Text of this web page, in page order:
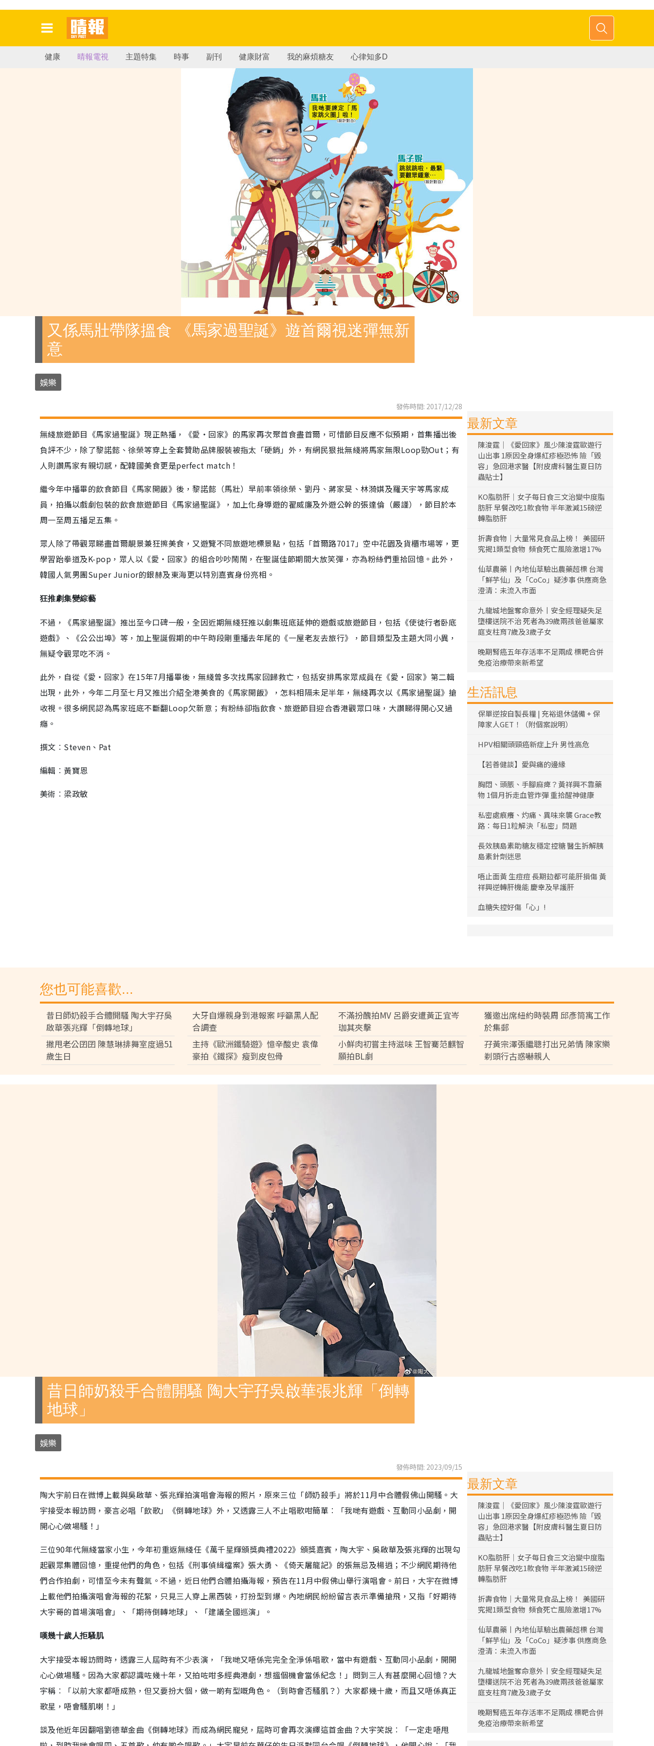
健康 晴報電視 主題特集 時事 副刊 健康財富 我的麻煩糖友 心律知多D
又係馬壯帶隊搵食 《馬家過聖誕》遊首爾視迷彈無新
意
娛樂
發佈時間: 2017/12/28
無綫旅遊節目《馬家過聖誕》現正熱播，《愛‧回家》的馬家再次聚首食盡首爾，可惜節目反應不似預期，首集播出後
負評不少，除了黎諾懿、徐榮等穿上全套贊助品牌服裝被指太「硬銷」外，有網民狠批無綫將馬家無限Loop勁Out；有
人則讚馬家有親切感，配韓國美食更是perfect match！
繼今年中播畢的飲食節目《馬家開飯》後，黎諾懿（馬壯）早前率領徐榮、劉丹、蔣家旻、林漪娸及羅天宇等馬家成
員，拍攝以戲劇包裝的飲食旅遊節目《馬家過聖誕》，加上化身導遊的翟威廉及外遊公幹的張達倫（嚴謹），節目於本
周一至周五播足五集。
眾人除了帶觀眾睇盡首爾靚景兼狂擦美食，又遊覽不同旅遊地標景點，包括「首爾路7017」空中花園及貨櫃市場等，更
學習跆拳道及K-pop，眾人以《愛‧回家》的組合吵吵鬧鬧，在聖誕佳節期間大放笑彈，亦為粉絲們重拾回憶。此外，
韓國人氣男團Super Junior的銀赫及東海更以特別嘉賓身份亮相。
狂推劇集變綜藝
不過，《馬家過聖誕》推出至今口碑一般，全因近期無綫狂推以劇集班底延伸的遊戲或旅遊節目，包括《使徒行者卧底
遊戲》、《公公出埠》等，加上聖誕假期的中午時段剛重播去年尾的《一屋老友去旅行》，節目類型及主題大同小異，
無疑令觀眾吃不消。
此外，自從《愛‧回家》在15年7月播畢後，無綫曾多次找馬家回歸救亡，包括安排馬家眾成員在《愛‧回家》第二輯
出現，此外，今年二月至七月又推出介紹全港美食的《馬家開飯》，怎料相隔未足半年，無綫再次以《馬家過聖誕》搶
收視。很多網民認為馬家班底不斷翻Loop欠新意；有粉絲卻指飲食、旅遊節目迎合香港觀眾口味，大讚睇得開心又過
癮。
撰文︰Steven、Pat
編輯︰黃寶恩
美術︰梁政敏
最新文章
陳浚霆｜《愛回家》風少陳浚霆歐遊行
山出事 1原因全身爆紅疹極恐怖 險「毀
容」急回港求醫【附皮膚科醫生夏日防
蟲貼士】
KO脂肪肝｜女子每日食三文治變中度脂
肪肝 早餐改吃1款食物 半年激減15磅逆
轉脂肪肝
折壽食物｜大量常見食品上榜！ 美國研
究揭1類型食物 頻食死亡風險激增17%
仙草農藥丨內地仙草驗出農藥超標 台灣
「鮮芋仙」及「CoCo」疑涉事 供應商急
澄清：未流入市面
九龍城地盤奪命意外丨安全經理疑失足
墮樓送院不治 死者為39歲兩孩爸爸屬家
庭支柱育7歲及3歲子女
晚期腎癌五年存活率不足兩成 標靶合併
免疫治療帶來新希望
生活訊息
保單逆按自製長糧 | 充裕退休儲備 + 保
障家人GET！（附個案說明）
HPV相關頭頸癌新症上升 男性高危
【若善健談】愛與痛的邊緣
胸悶、頭脹、手腳麻痺？黃祥興不靠藥
物 1個月拆走血管炸彈 重拾醒神健康
私密處痕癢、灼痛、異味來襲 Grace教
路：每日1粒解決「私密」問題
長效胰島素助糖友穩定控糖 醫生拆解胰
島素針劑迷思
唔止面黃 生痘痘 長期攰都可能肝損傷 黃
祥興逆轉肝機能 慶幸及早護肝
血糖失控好傷「心」!
您也可能喜歡...
昔日師奶殺手合體開騷 陶大宇孖吳
啟華張兆輝「倒轉地球」
大牙自爆親身到港報案 呼籲黑人配
合調查
不滿扮醜拍MV 呂爵安遭黃正宜岑
珈其夾擊
獲邀出席紐約時裝周 邱彥筒寓工作
於集郵
撇甩老公囝囝 陳慧琳排舞室度過51
歲生日
主持《歐洲鐵騎遊》憶辛酸史 袁偉
豪拍《鐵探》瘦到皮包骨
小鮮肉初嘗主持滋味 王智騫范麒智
願拍BL劇
孖黃宗澤張繼聰打出兄弟情 陳家樂
剃頭行古惑嚇親人
昔日師奶殺手合體開騷 陶大宇孖吳啟華張兆輝「倒轉
地球」
娛樂
發佈時間: 2023/09/15
陶大宇前日在微博上載與吳啟華、張兆輝拍演唱會海報的照片，原來三位「師奶殺手」將於11月中合體假佛山開騷。大
宇接受本報訪問，豪言必唱「飲歌」《倒轉地球》外，又透露三人不止唱歌咁簡單︰「我哋有遊戲、互動同小品劇，開
開心心做場騷！」
三位90年代無綫當家小生，今年初重返無綫任《萬千星輝頒獎典禮2022》頒獎嘉賓，陶大宇、吳啟華及張兆輝的出現勾
起觀眾集體回憶，重提他們的角色，包括《刑事偵緝檔案》張大勇、《倚天屠龍記》的張無忌及楊逍；不少網民期待他
們合作拍劇，可惜至今未有聲氣。不過，近日他們合體拍攝海報，預告在11月中假佛山舉行演唱會。前日，大宇在微博
上載他們拍攝演唱會海報的花絮，只見三人穿上黑西裝，打扮型到爆。內地網民紛紛留言表示準備搶飛，又指「好期待
大宇哥的首場演唱會」、「期待倒轉地球」、「建議全國巡演」。
嘆幾十歲人拒騷肌
大宇接受本報訪問時，透露三人屆時有不少表演，「我哋又唔係完完全全淨係唱歌，當中有遊戲、互動同小品劇，開開
心心做場騷。因為大家都認識咗幾十年，又拍咗咁多經典港劇，想搵個機會當係紀念！」問到三人有甚麼開心回憶？大
宇稱︰「以前大家都唔成熟，但又要扮大個，做一啲有型嘅角色。（到時會否騷肌？）大家都幾十歲，而且又唔係真正
歌星，唔會騷肌喇！」
談及他近年因翻唱劉德華金曲《倒轉地球》而成為網民寵兒，屆時可會再次演繹這首金曲？大宇笑說︰「一定走唔甩
最新文章
陳浚霆｜《愛回家》風少陳浚霆歐遊行
山出事 1原因全身爆紅疹極恐怖 險「毀
容」急回港求醫【附皮膚科醫生夏日防
蟲貼士】
KO脂肪肝｜女子每日食三文治變中度脂
肪肝 早餐改吃1款食物 半年激減15磅逆
轉脂肪肝
折壽食物｜大量常見食品上榜！ 美國研
究揭1類型食物 頻食死亡風險激增17%
仙草農藥丨內地仙草驗出農藥超標 台灣
「鮮芋仙」及「CoCo」疑涉事 供應商急
澄清：未流入市面
九龍城地盤奪命意外丨安全經理疑失足
墮樓送院不治 死者為39歲兩孩爸爸屬家
庭支柱育7歲及3歲子女
晚期腎癌五年存活率不足兩成 標靶合併
免疫治療帶來新希望